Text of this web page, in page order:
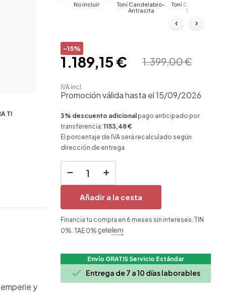
TI
y
No incluir
Toní Candelabro-
Antracita
Toní Candelabro-
Desert
‹ ›
-15%
1.399,00 €
1.189,15 €
IVA incl.
Promoción válida hasta el 15/09/2026
3% descuento adicional pago anticipado por
transferencia: 1153,48 €
El porcentaje de IVA será recalculado según
dirección de entrega
Añadir a la cesta
Financia tu compra en 6 meses sin intereses. TIN
0%. TAE 0%
Envío GRATIS Servicio Estándar
 Entrega de 7 a 10 días laborables